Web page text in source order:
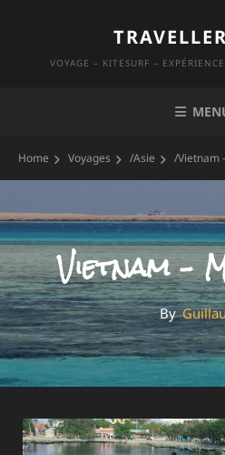
contentVOYAGE – KITESURF –
Home Voyages /Asie /Vietnam
Vietnam –
By
By